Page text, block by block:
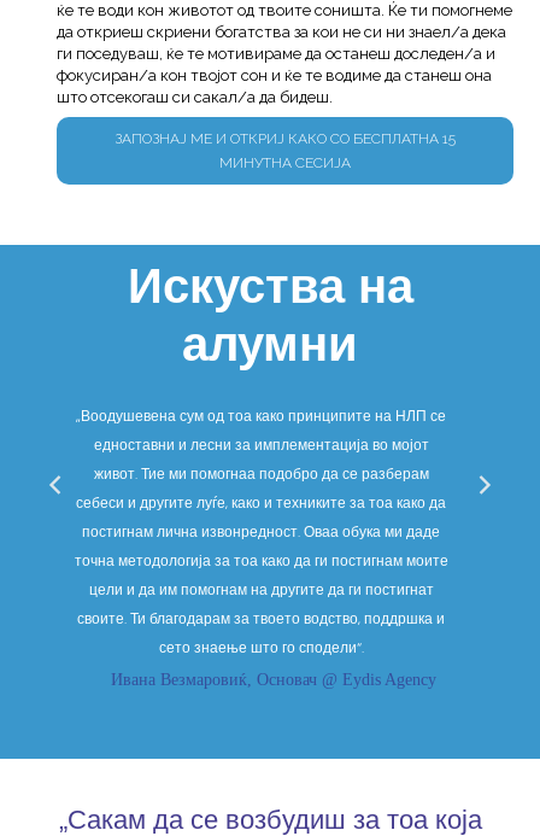
ќе те води кон животот од твоите соништа. Ќе ти помогнеме
да откриеш скриени богатства за кои не си ни знаел/а дека
ги поседуваш, ќе те мотивираме да останеш доследен/а и
фокусиран/а кон твојот сон и ќе те водиме да станеш она
што отсекогаш си сакал/а да бидеш.
ЗАПОЗНАЈ МЕ И ОТКРИЈ КАКО СО БЕСПЛАТНА 15
МИНУТНА СЕСИЈА
Искуства на
алумни
Ивана Везмаровиќ, Основач @ Eydis Agency
„Воодушевена сум од тоа како принципите на НЛП се
едноставни и лесни за имплементација во мојот
живот. Тие ми помогнаа подобро да се разберам
себеси и другите луѓе, како и техниките за тоа како да
постигнам лична извонредност. Оваа обука ми даде
точна методологија за тоа како да ги постигнам моите
цели и да им помогнам на другите да ги постигнат
своите. Ти благодарам за твоето водство, поддршка и
сето знаење што го сподели“.
„Сакам да се возбудиш за тоа која